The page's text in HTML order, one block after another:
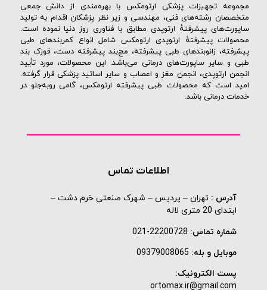
مجموعه تجهیزات پزشکی ارتومکس با بهره‌مندی از دانش جمعی
متخصصان رشته‌های فنی، مهندسی و زیر نظر پزشکان اقدام به تولید
ساپورت‌های پیشرفتهٔ ارتوپدی مطابق با فناوری روز دنیا نموده است.
محصولات پیشرفتهٔ ارتوپدی ارتومکس شامل انواع کمربندهای طبی
پیشرفته، زانوبندهای طبی پیشرفته، مچ‌بند پیشرفته دست، قوزک بند
طبی و سایر ساپورت‌های درمانی می‌باشد. این محصولات، مورد تأیید
انجمن ارتوپدی، انجمن مغز و اعصاب و سایر اساتید پزشکی قرار گرفته.
امید است که محصولات طبی پیشرفته ارتومکس، گامی روبه‌جلو در
خدمات درمانی باشد.
اطلاعات تماس
آدرس : تهران – پردیس – شهرک صنعتی خرم دشت –
ابتدای 20 متری لاله
شماره تماس: 22200728-021
موبایل و بله: 09379008065
پست الکترونیک:
ortomax.ir@gmail.com